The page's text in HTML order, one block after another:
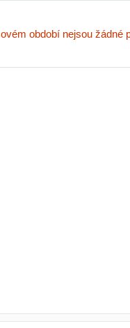
období nejsou žádné